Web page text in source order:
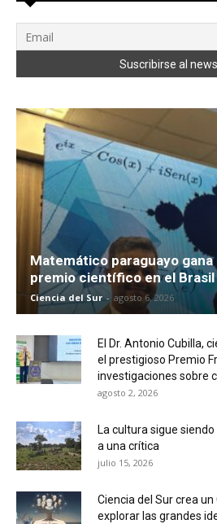
Matemático paraguayo
premio científico en el Brasil
Ciencia del Sur - agosto 6, 2026
El Dr. Antonio Cubilla,
el prestigioso Premio
investigaciones sobre
agosto 2, 2026
La cultura sigue
a una crítica
julio 15, 2026
Ciencia del Sur crea
explorar las grandes